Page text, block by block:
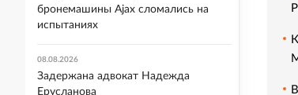
бронемашины Ajax сломались на
испытаниях
08.08.2026
Задержана адвокат Надежда
Ерусланова